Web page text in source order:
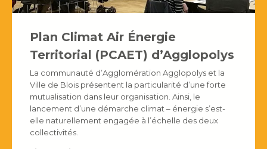
Plan Climat Air Énergie
Territorial (PCAET) d’Agglopolys
La communauté d’Agglomération Agglopolys et la
Ville de Blois présentent la particularité d’une forte
mutualisation dans leur organisation. Ainsi, le
lancement d’une démarche climat – énergie s’est-
elle naturellement engagée à l’échelle des deux
collectivités.